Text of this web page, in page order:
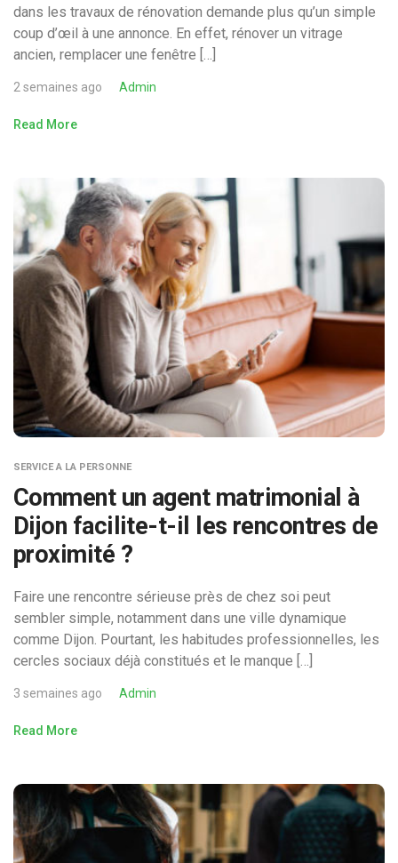
dans les travaux de rénovation demande plus qu’un simple
coup d’œil à une annonce. En effet, rénover un vitrage
ancien, remplacer une fenêtre […]
2 semaines ago Admin
Read More
SERVICE A LA PERSONNE
Comment un agent matrimonial à
Dijon facilite-t-il les rencontres de
proximité ?
Faire une rencontre sérieuse près de chez soi peut
sembler simple, notamment dans une ville dynamique
comme Dijon. Pourtant, les habitudes professionnelles, les
cercles sociaux déjà constitués et le manque […]
3 semaines ago Admin
Read More